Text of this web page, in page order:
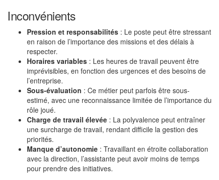
Inconvénients
Pression et responsabilités : Le poste peut être stressant
en raison de l’importance des missions et des délais à
respecter.
Horaires variables : Les heures de travail peuvent être
imprévisibles, en fonction des urgences et des besoins de
l’entreprise.
Sous-évaluation : Ce métier peut parfois être sous-
estimé, avec une reconnaissance limitée de l’importance du
rôle joué.
Charge de travail élevée : La polyvalence peut entraîner
une surcharge de travail, rendant difficile la gestion des
priorités.
Manque d’autonomie : Travaillant en étroite collaboration
avec la direction, l’assistante peut avoir moins de temps
pour prendre des initiatives.